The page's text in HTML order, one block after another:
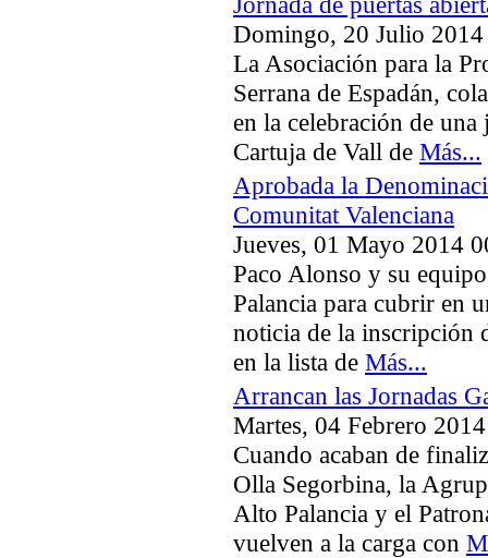
Domingo, 20 Julio
La Asociación para la
Serrana de Espadán,
en la celebración de una
Cartuja de Vall de Más...
Aprobada la
Comunitat Valenciana
Jueves, 01 Mayo 2014
Paco Alonso y su
Palancia para cubrir en
noticia de la inscripción
en la lista de Más...
Arrancan las Jornadas
Martes, 04 Febrero
Cuando acaban de
Olla Segorbina, la
Alto Palancia y el
vuelven a la carga con